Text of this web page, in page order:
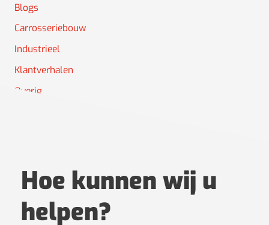
Blogs
Carrosseriebouw
Industrieel
Klantverhalen
Overig
Hoe kunnen wij u
helpen?